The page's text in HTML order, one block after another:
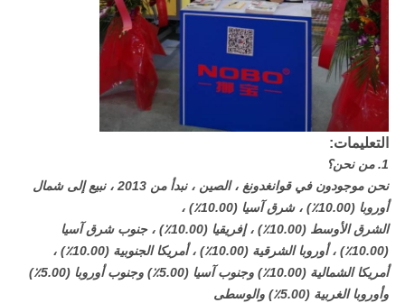
التعليمات:
1. من نحن؟
نحن موجودون في قوانغدونغ ، الصين ، نبدأ من 2013 ، نبيع إلى شمال
أوروبا (10.00٪) ، شرق آسيا (10.00٪) ،
الشرق الأوسط (10.00٪) ، إفريقيا (10.00٪) ، جنوب شرق آسيا
(10.00٪) ، أوروبا الشرقية (10.00٪) ، أمريكا الجنوبية (10.00٪) ،
أمريكا الشمالية (10.00٪) وجنوب آسيا (5.00٪) وجنوب أوروبا (5.00٪)
وأوروبا الغربية (5.00٪) والوسطى